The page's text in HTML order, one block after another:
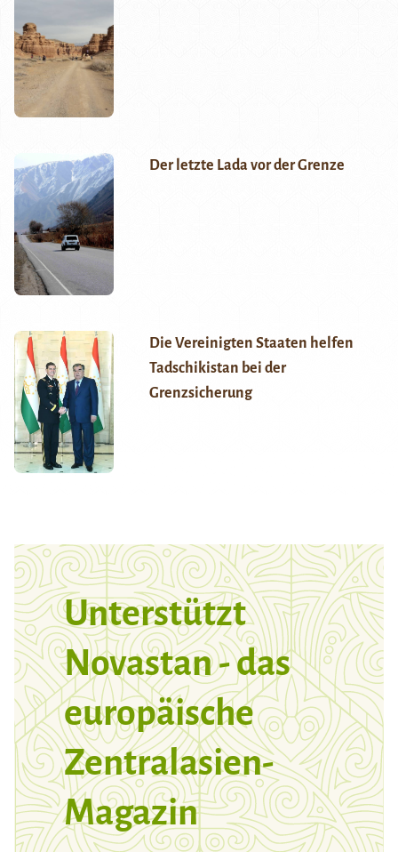
Der letzte Lada vor der Grenze
Die Vereinigten Staaten helfen
Tadschikistan bei der
Grenzsicherung
Unterstützt
Novastan - das
europäische
Zentralasien-
Magazin